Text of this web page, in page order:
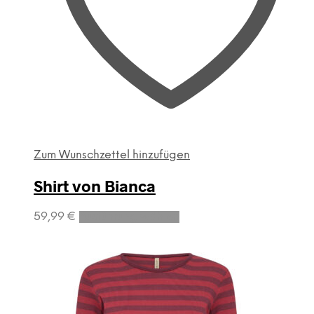
Zum Wunschzettel hinzufügen
Shirt von Bianca
59,99 €
Dieses
mehrere
Varianten
auf.
Die
Optionen